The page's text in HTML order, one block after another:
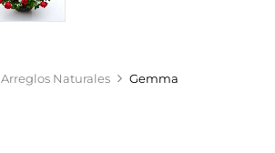
Arreglos Naturales Gemma